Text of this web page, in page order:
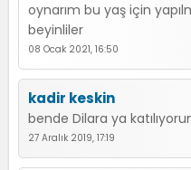
oynarım bu yaş için
beyinliler
08 Ocak 2021, 16:50
kadir keskin
bende Dilara ya
27 Aralık 2019, 17:19